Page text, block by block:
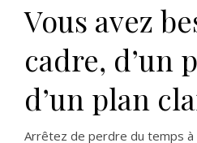
Vous avez
cadre, d’un
d’un plan
Arrêtez de perdre du temps à